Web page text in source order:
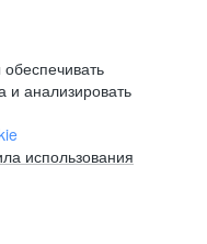
и анализировать
использования